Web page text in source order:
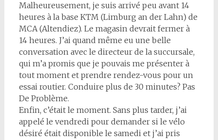
Malheureusement, je suis arrivé peu avant 14
heures à la base KTM (Limburg an der Lahn) de
MCA (Altendiez). Le magasin devrait fermer à
14 heures. J’ai quand même eu une belle
conversation avec le directeur de la succursale,
qui m’a promis que je pouvais me présenter à
tout moment et prendre rendez-vous pour un
essai routier. Conduire plus de 30 minutes? Pas
De Problème.
Enfin, c’était le moment. Sans plus tarder, j’ai
appelé le vendredi pour demander si le vélo
désiré était disponible le samedi et j’ai pris